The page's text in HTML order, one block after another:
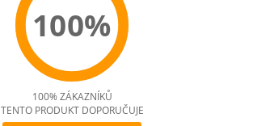
100%
100% ZÁKAZNÍKŮ
TENTO PRODUKT DOPORUČUJE